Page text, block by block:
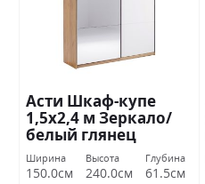
Асти Шкаф-купе
1,5х2,4 м Зеркало/
белый глянец
Миромарк
Ширина
150.0см
Высота
240.0см
Глубина
61.5см